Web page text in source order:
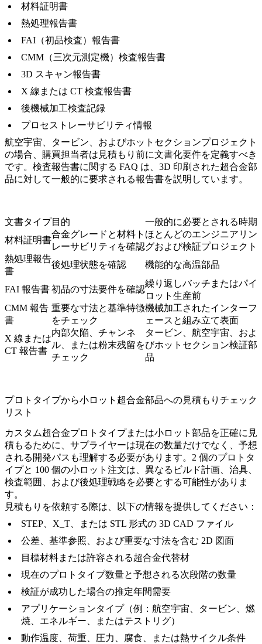
材料証明書
熱処理報告書
FAI（初品検査）報告書
CMM（三次元測定機）検査報告書
3D スキャン報告書
X 線または CT 検査報告書
後機械加工検査記録
プロセストレーサビリティ情報
航空宇宙、タービン、およびホットセクションプロジェクト
の場合、購買担当者は見積もり前に文書化要件を定義すべき
です。 検査報告書に関する FAQ は、3D 印刷された超合金部
品に対して一般的に要求される報告書を説明しています。
文書タイプ目的
一般的に必要とされる時期
材料証明書
合金グレードと材料ト
レーサビリティを確認
ほとんどのエンジニアリン
グおよび検証プロジェクト
熱処理報告
書
後処理状態を確認 機能的な高温部品
FAI 報告書初品の寸法要件を確認
繰り返しバッチまたはパイ
ロット生産前
CMM 報告
書
重要な寸法と基準特徴
をチェック
機械加工されたインターフ
ェースと組み立て表面
X 線または
CT 報告書
内部欠陥、チャンネ
ル、または粉末残留を
チェック
タービン、航空宇宙、およ
びホットセクション検証部
品
プロトタイプから小ロット超合金部品への見積もりチェック
リスト
カスタム超合金プロトタイプまたは小ロット部品を正確に見
積もるために、サプライヤーは現在の数量だけでなく、予想
される開発パスも理解する必要があります。2 個のプロトタ
イプと 100 個の小ロット注文は、異なるビルド計画、治具、
検査範囲、および後処理戦略を必要とする可能性がありま
す。
見積もりを依頼する際は、以下の情報を提供してください：
STEP、X_T、または STL 形式の 3D CAD ファイル
公差、基準参照、および重要な寸法を含む 2D 図面
目標材料または許容される超合金代替材
現在のプロトタイプ数量と予想される次段階の数量
検証が成功した場合の推定年間需要
アプリケーションタイプ（例：航空宇宙、タービン、燃
焼、エネルギー、またはテストリグ）
動作温度、荷重、圧力、腐食、または熱サイクル条件